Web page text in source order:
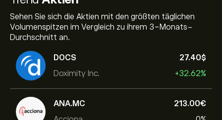
Sehen Sie sich die Aktien mit den größten täglichen
Volumenspitzen im Vergleich zu ihrem 3-Monats-
Durchschnitt an.
DOCS
Doximity Inc.
27.40‎$‎
+32.62%
ANA.MC
213.00‎€‎